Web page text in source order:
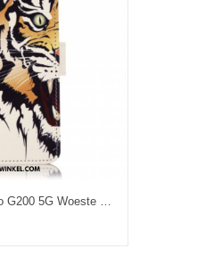
Flip Case voor Moto G200 5G Woeste Tijger